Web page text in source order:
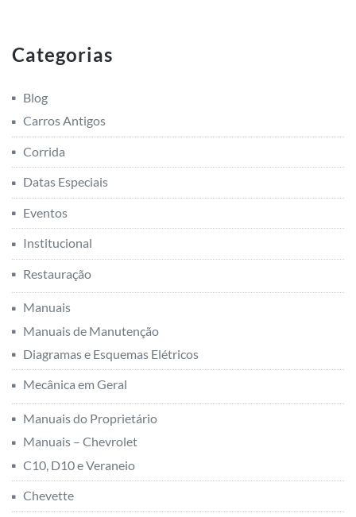
Categorias
Blog
Carros Antigos
Corrida
Datas Especiais
Eventos
Institucional
Restauração
Manuais
Manuais de Manutenção
Diagramas e Esquemas Elétricos
Mecânica em Geral
Manuais do Proprietário
Manuais – Chevrolet
C10, D10 e Veraneio
Chevette